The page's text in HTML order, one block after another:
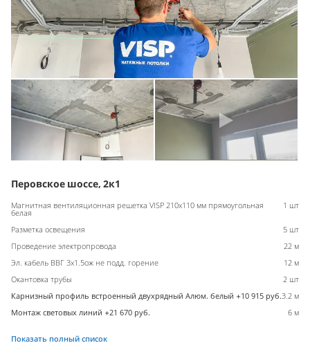
Перовское шоссе, 2к1
Магнитная вентиляционная решетка VISP 210x110 мм прямоугольная
белая
1 шт
Разметка освещения
5 шт
Проведение электропровода
22 м
Эл. кабель ВВГ 3х1.5ож не подд. горение
12 м
Окантовка трубы
2 шт
Карнизный профиль встроенный двухрядный Алюм. белый +10 915 руб.3.2 м
Монтаж световых линий +21 670 руб.
6 м
Показать полный список